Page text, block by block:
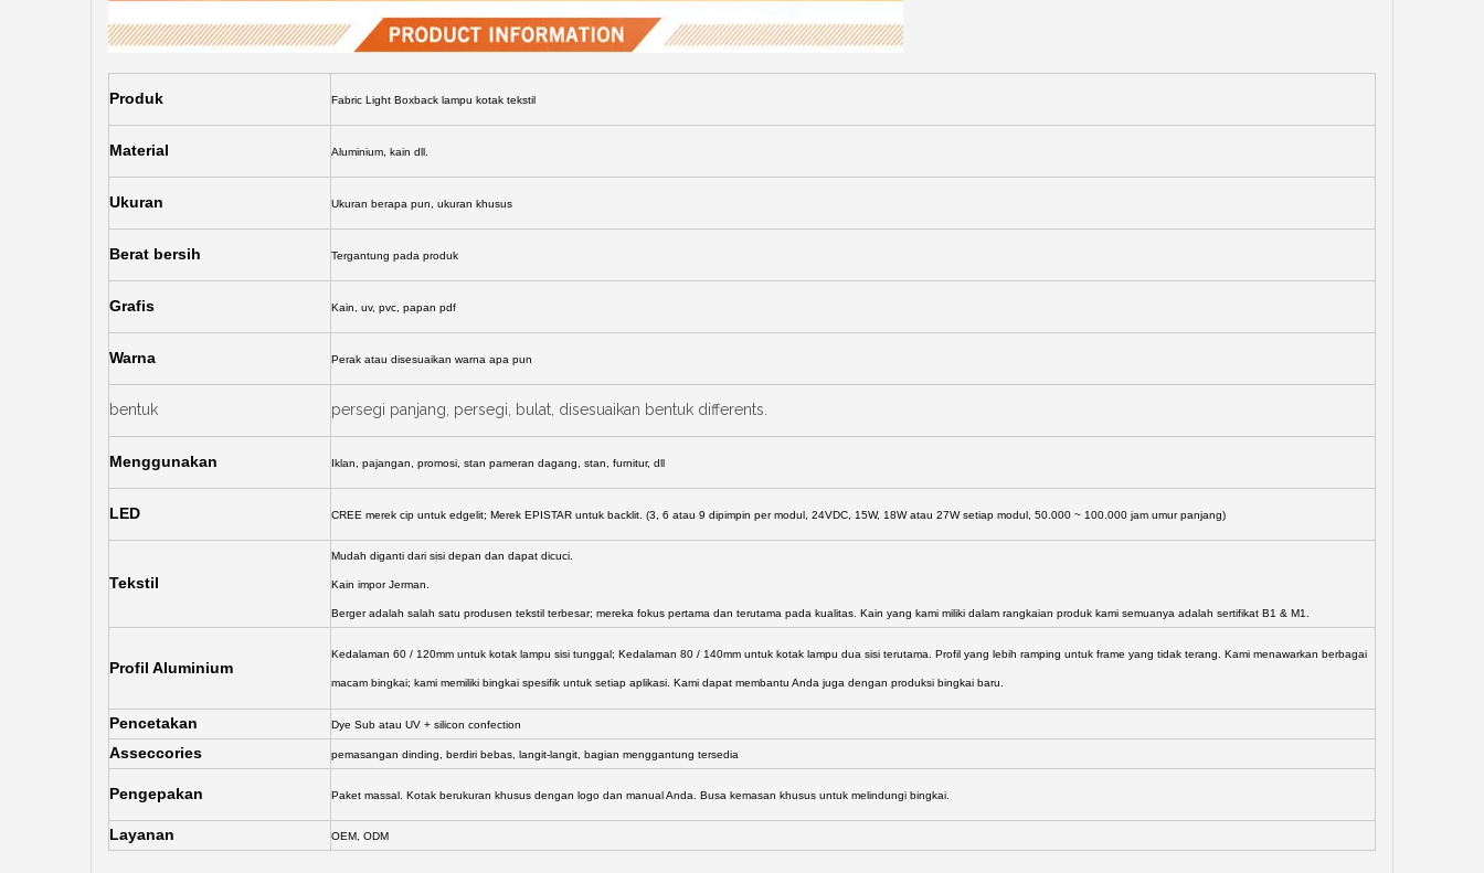
Produk Fabric Light Boxback lampu kotak tekstil
Material Aluminium, kain dll.
Ukuran Ukuran berapa pun, ukuran khusus
Berat bersih Tergantung pada produk
Grafis Kain, uv, pvc, papan pdf
Warna Perak atau disesuaikan warna apa pun
bentuk persegi panjang, persegi, bulat, disesuaikan bentuk differents.
Menggunakan Iklan, pajangan, promosi, stan pameran dagang, stan, furnitur, dll
LED CREE merek cip untuk edgelit; Merek EPISTAR untuk backlit. (3, 6 atau 9 dipimpin per modul, 24VDC, 15W, 18W atau 27W setiap modul, 50.000 ~ 100.000 jam umur panjang)
Tekstil
Mudah diganti dari sisi depan dan dapat dicuci.
Kain impor Jerman.
Berger adalah salah satu produsen tekstil terbesar; mereka fokus pertama dan terutama pada kualitas. Kain yang kami miliki dalam rangkaian produk kami semuanya adalah sertifikat B1 & M1.
Profil Aluminium
Kedalaman 60 / 120mm untuk kotak lampu sisi tunggal; Kedalaman 80 / 140mm untuk kotak lampu dua sisi terutama. Profil yang lebih ramping untuk frame yang tidak terang. Kami menawarkan berbagai
macam bingkai; kami memiliki bingkai spesifik untuk setiap aplikasi. Kami dapat membantu Anda juga dengan produksi bingkai baru.
Pencetakan Dye Sub atau UV + silicon confection
Asseccories pemasangan dinding, berdiri bebas, langit-langit, bagian menggantung tersedia
Pengepakan Paket massal. Kotak berukuran khusus dengan logo dan manual Anda. Busa kemasan khusus untuk melindungi bingkai.
Layanan OEM, ODM